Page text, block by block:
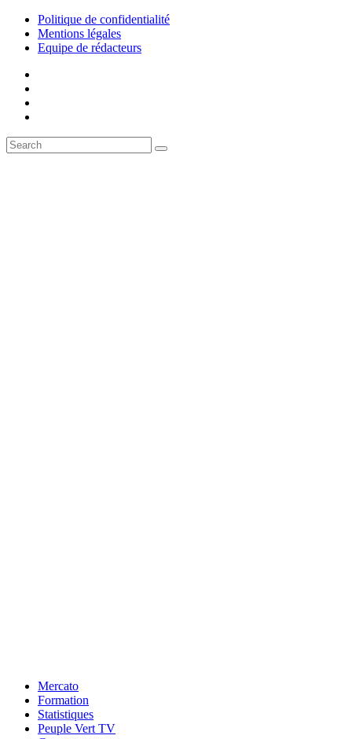
Politique de confidentialité
Mentions légales
Equipe de rédacteurs
Mercato
Formation
Statistiques
Peuple Vert TV